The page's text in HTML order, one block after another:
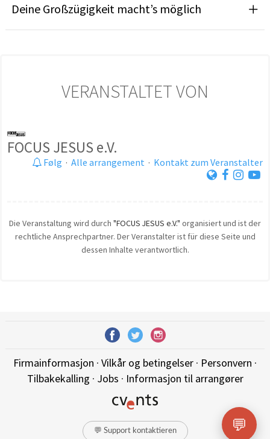
Deine Großzügigkeit macht’s möglich
VERANSTALTET VON
FOCUS JESUS e.V.
Følg · Alle arrangement · Kontakt zum Veranstalter
Die Veranstaltung wird durch "FOCUS JESUS e.V." organisiert und ist der
rechtliche Ansprechpartner. Der Veranstalter ist für diese Seite und
dessen Inhalte verantwortlich.
Firmainformasjon · Vilkår og betingelser · Personvern ·
Tilbakekalling · Jobs · Informasjon til arrangører
💬 Support kontaktieren 💬